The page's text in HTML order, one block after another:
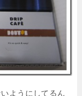
ようにしてるん